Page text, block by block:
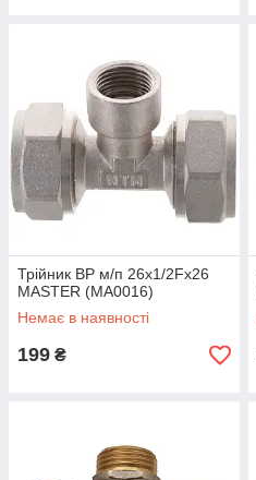
Трійник ВР м/п 26x1/2Fx26
MASTER (MA0016)
Немає в наявності
199 ₴